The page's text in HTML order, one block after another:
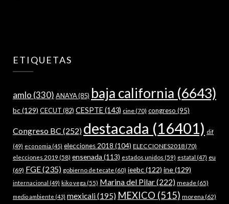
ETIQUETAS
amlo (330) ANAYA(85) baja california (6643)
bc(129) CECUT(82) CESPTE (143) cine(70) congreso (95)
Congreso BC (252) destacada (16401) dif
(49) economia (45) elecciones 2018 (104) ELECCIONES2018(70)
elecciones 2019 (58) ensenada (113) estados unidos (59) estatal (47) eu
(69) FGE(235) gobierno de tecate(60) ieebc(122) ine(129)
internacional (49) kiko vega (55) Marina del Pilar(222) meade(65)
medio ambiente (43) mexicali(195) MEXICO (515) morena (62)